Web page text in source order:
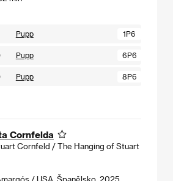
Pupp 1P6
Pupp 6P6
Pupp 8P6
Cornfelda
Cornfeld / The Hanging of Stuart
/ USA, Španělsko, 2025,